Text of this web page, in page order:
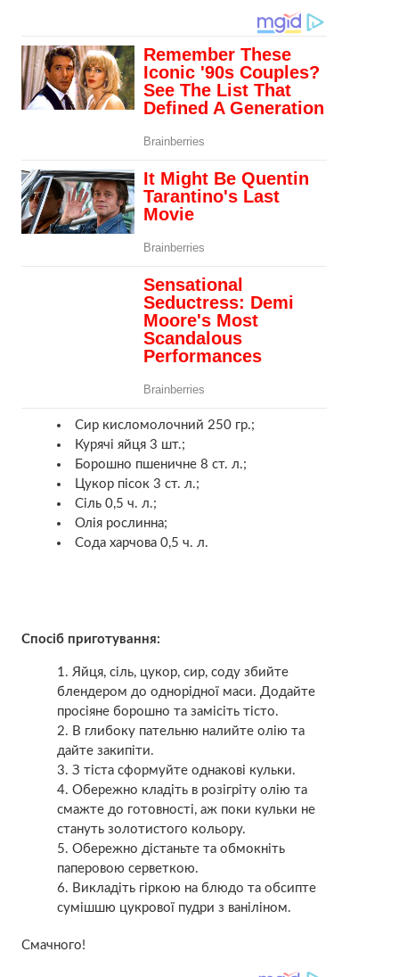
Сир кисломолочний 250 гр.;
Курячі яйця 3 шт.;
Борошно пшеничне 8 ст. л.;
Цукор пісок 3 ст. л.;
Сіль 0,5 ч. л.;
Олія рослинна;
Сода харчова 0,5 ч. л.
Спосіб приготування:
Яйця, сіль, цукор, сир, соду збийте
блендером до однорідної маси. Додайте
просіяне борошно та замісіть тісто.
В глибоку пательню налийте олію та
дайте закипіти.
З тіста сформуйте однакові кульки.
Обережно кладіть в розігріту олію та
смажте до готовності, аж поки кульки не
стануть золотистого кольору.
Обережно дістаньте та обмокніть
паперовою серветкою.
Викладіть гіркою на блюдо та обсипте
сумішшю цукрової пудри з ваніліном.
Смачного!